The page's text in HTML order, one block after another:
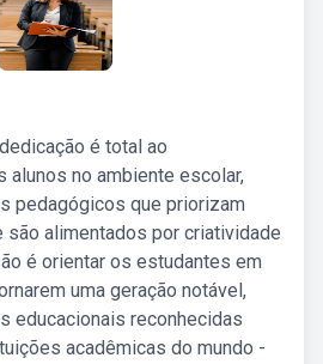
é total ao
alunos no ambiente escolar,
pedagógicos que priorizam
são alimentados por criatividade
é orientar os estudantes em
uma geração notável,
educacionais reconhecidas
acadêmicas do mundo -